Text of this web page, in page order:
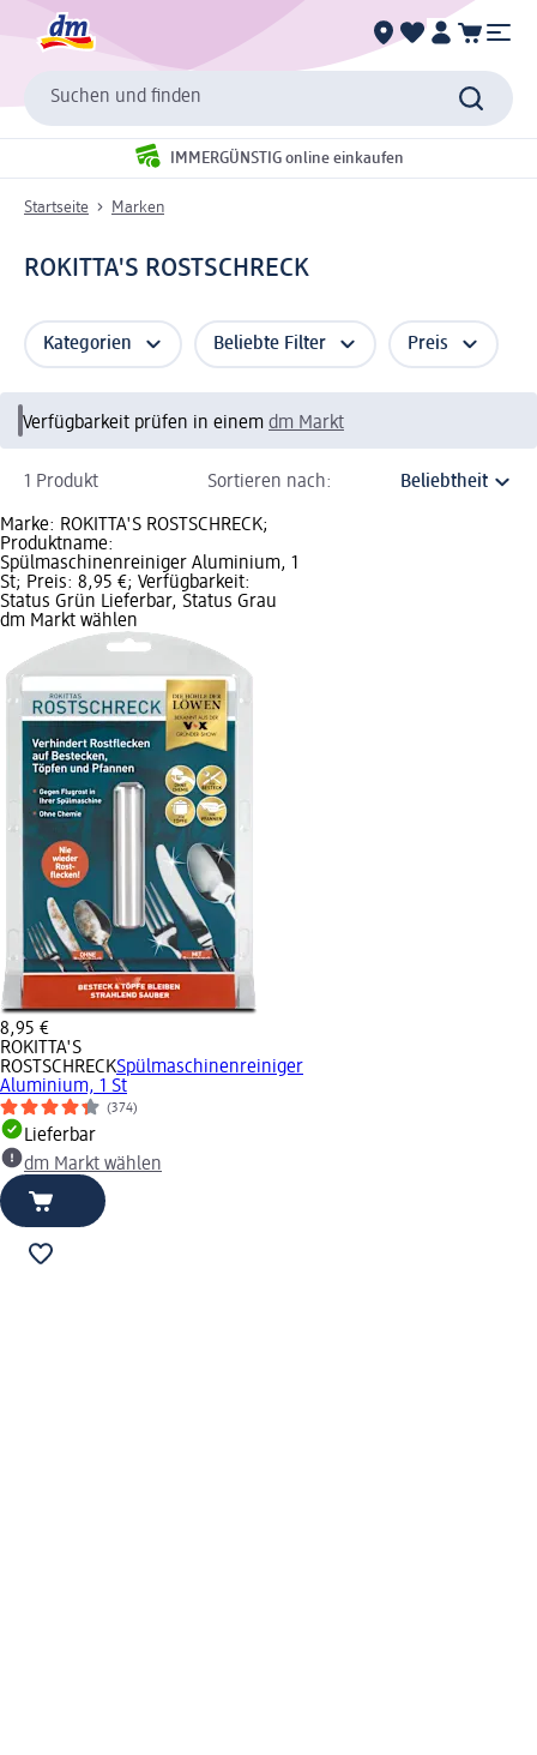
Suchen und finden
IMMERGÜNSTIG online einkaufen
Startseite Marken
ROKITTA'S ROSTSCHRECK
Kategorien Beliebte Filter Preis
Verfügbarkeit prüfen in einem dm Markt
1 Produkt Sortieren nach:
Marke: ROKITTA'S ROSTSCHRECK;
Produktname:
Spülmaschinenreiniger Aluminium, 1
St; Preis: 8,95 €; Verfügbarkeit:
Status Grün Lieferbar, Status Grau
dm Markt wählen
8,95 €
ROKITTA'S
ROSTSCHRECKSpülmaschinenreiniger
Aluminium, 1 St
(374)
Lieferbar
dm Markt wählen